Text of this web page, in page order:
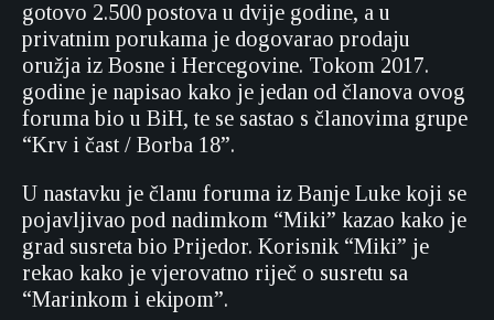
gotovo 2.500 postova u dvije godine, a u
privatnim porukama je dogovarao prodaju
oružja iz Bosne i Hercegovine. Tokom 2017.
godine je napisao kako je jedan od članova ovog
foruma bio u BiH, te se sastao s članovima grupe
“Krv i čast / Borba 18”.
U nastavku je članu foruma iz Banje Luke koji se
pojavljivao pod nadimkom “Miki” kazao kako je
grad susreta bio Prijedor. Korisnik “Miki” je
rekao kako je vjerovatno riječ o susretu sa
“Marinkom i ekipom”.